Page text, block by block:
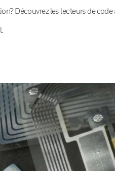
Découvrez les lecteurs de code